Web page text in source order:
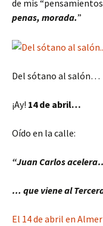
de mis
penas, morada.”
Del sótano al salón…
¡Ay! 14 de abril…
Oído en la calle:
“Juan Carlos
… que viene al
El 14 de abril en